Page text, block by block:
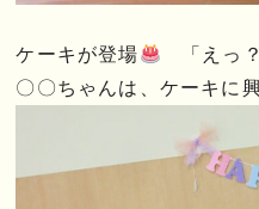
ケーキが登場
「えっ？
〇〇ちゃんは、ケーキに